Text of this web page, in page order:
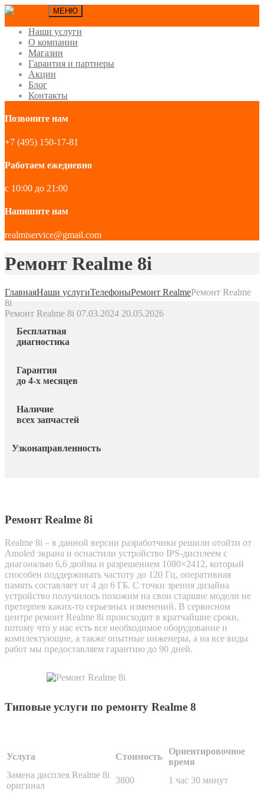
МЕНЮ
Наши услуги
О компании
Магазин
Гарантия и партнеры
Акции
Блог
Контакты
Позвоните нам
+7 (495) 150-17-81
Работаем ежедневно
с 10:00 до 21:00
Напишите нам
realmiservice@gmail.com
Ремонт Realme 8i
ГлавнаяНаши услугиТелефоныРемонт RealmeРемонт Realme
8i
Ремонт Realme 8i 07.03.2024 20.05.2026
Бесплатная
диагностика
Гарантия
до 4-х месяцев
Наличие
всех запчастей
Узконаправленность
Ремонт Realme 8i
Realme 8i – в данной версии разработчики решили отойти от
Amoled экрана и оснастили устройство IPS-дисплеем с
диагональю 6,6 дюйма и разрешением 1080×2412, который
способен поддерживать частоту до 120 Гц, оперативная
память составляет от 4 до 6 ГБ. С точки зрения дизайна
устройство получилось похожим на свои старшие модели не
претерпев каких-то серьезных изменений. В сервисном
центре ремонт Realme 8i происходит в кратчайшие сроки,
потому что у нас есть все необходимое оборудование и
комплектующие, а также опытные инженеры, а на все виды
работ мы предоставляем гарантию до 90 дней.
Типовые услуги по ремонту Realme 8
Услуга Стоимость
Ориентировочное
время
Замена дисплея Realme 8i
оригинал
3800
1 час 30 минут